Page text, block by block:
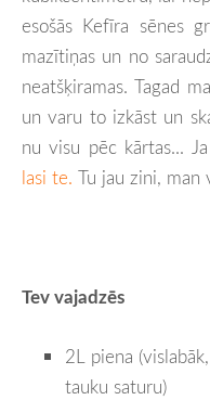
esošās Kefīra sēnes
mazītiņas un no
neatšķiramas. Tagad
un varu to izkāst un
nu visu pēc kārtas...
lasi te. Tu jau zini, man
Tev vajadzēs
2L piena
tauku saturu)